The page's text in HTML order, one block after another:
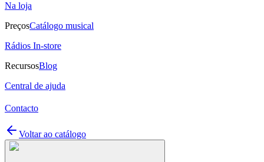
Na loja
PreçosCatálogo musical
Rádios In-store
RecursosBlog
Central de ajuda
Contacto
Voltar ao catálogo